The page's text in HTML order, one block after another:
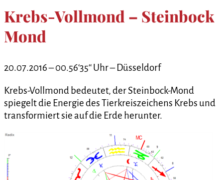
Krebs-Vollmond – Steinbock
Mond
20.07.2016 – 00.56‘35‘‘ Uhr – Düsseldorf
Krebs-Vollmond bedeutet, der Steinbock-Mond
spiegelt die Energie des Tierkreiszeichens Krebs und
transformiert sie auf die Erde herunter.